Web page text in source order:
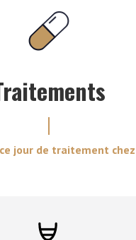
jour de traitement